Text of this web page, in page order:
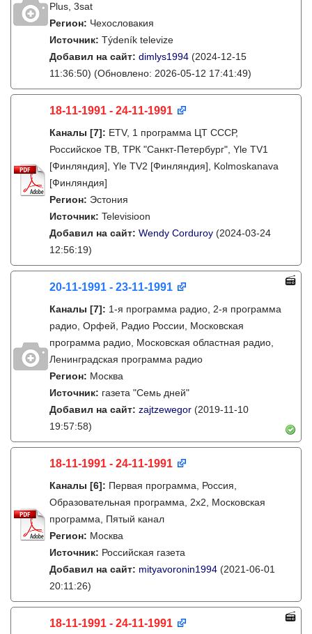
Plus, 3sat
Регион: Чехословакия
Источник: Týdeník televize
Добавил на сайт: dimlys1994 (2024-12-15
11:36:50) (Обновлено: 2026-05-12 17:41:49)
18-11-1991 - 24-11-1991
Каналы [7]: ETV, 1 программа ЦТ СССР,
Российское ТВ, ТРК "Санкт-Петербург", Yle TV1
[Финляндия], Yle TV2 [Финляндия], Kolmoskanava
[Финляндия]
Регион: Эстония
Источник: Televisioon
Добавил на сайт: Wendy Corduroy (2024-03-24
12:56:19)
20-11-1991 - 23-11-1991
Каналы [7]: 1-я программа радио, 2-я программа
радио, Орфей, Радио России, Московская
программа радио, Московская областная радио,
Ленинградская программа радио
Регион: Москва
Источник: газета "Семь дней"
Добавил на сайт: zajtzewegor (2019-11-10
19:57:58)
18-11-1991 - 24-11-1991
Каналы [6]: Первая программа, Россия,
Образовательная программа, 2х2, Московская
программа, Пятый канал
Регион: Москва
Источник: Российская газета
Добавил на сайт: mityavoronin1994 (2021-06-01
20:11:26)
18-11-1991 - 24-11-1991